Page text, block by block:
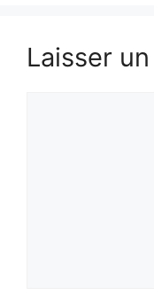
Laisser